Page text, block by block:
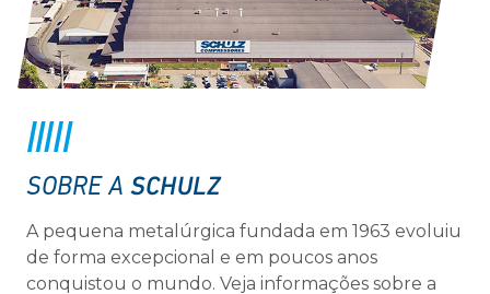
SOBRE A SCHULZ
A pequena metalúrgica fundada em 1963 evoluiu
de forma excepcional e em poucos anos
conquistou o mundo. Veja informações sobre a